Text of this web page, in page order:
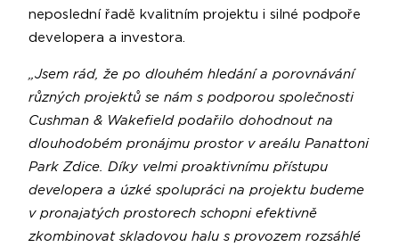
neposlední řadě kvalitním projektu i silné podpoře
developera a investora.
„Jsem rád, že po dlouhém hledání a porovnávání
různých projektů se nám s podporou společnosti
Cushman & Wakefield podařilo dohodnout na
dlouhodobém pronájmu prostor v areálu Panattoni
Park Zdice. Díky velmi proaktivnímu přístupu
developera a úzké spolupráci na projektu budeme
v pronajatých prostorech schopni efektivně
zkombinovat skladovou halu s provozem rozsáhlé